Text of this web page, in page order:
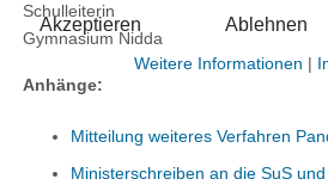
Schulleiterin
Gymnasium Nidda
Anhänge:
Mitteilung weiteres Verfahren
Ministerschreiben an die SuS
Akzeptieren Ablehnen
Weitere Informationen |